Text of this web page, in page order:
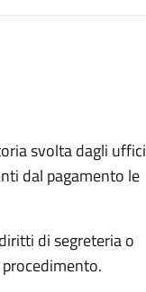
svolta dagli uffici
dal pagamento le
di segreteria o